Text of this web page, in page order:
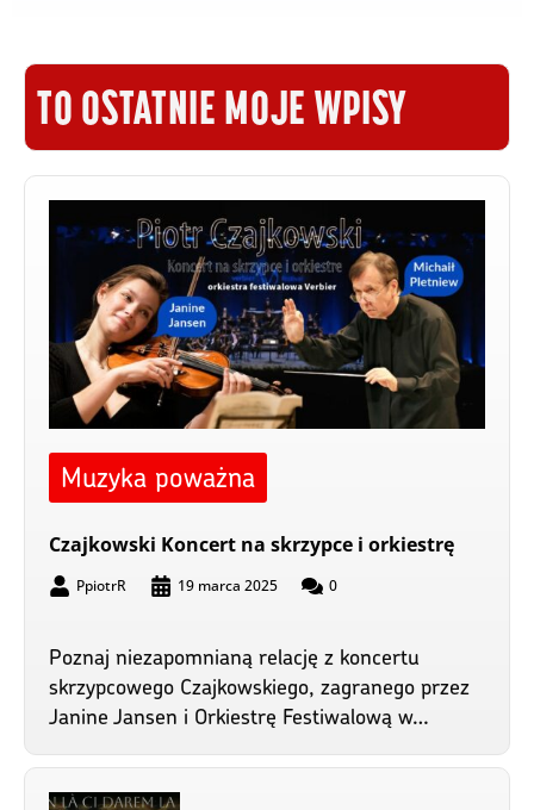
TO OSTATNIE MOJE WPISY
Muzyka poważna
Czajkowski Koncert na skrzypce i orkiestrę
PpiotrR 19 marca 2025 0
Poznaj niezapomnianą relację z koncertu
skrzypcowego Czajkowskiego, zagranego przez
Janine Jansen i Orkiestrę Festiwalową w…